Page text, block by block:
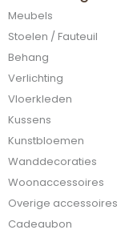
Meubels
Stoelen / Fauteuil
Behang
Verlichting
Vloerkleden
Kussens
Kunstbloemen
Wanddecoraties
Woonaccessoires
Overige accessoires
Cadeaubon